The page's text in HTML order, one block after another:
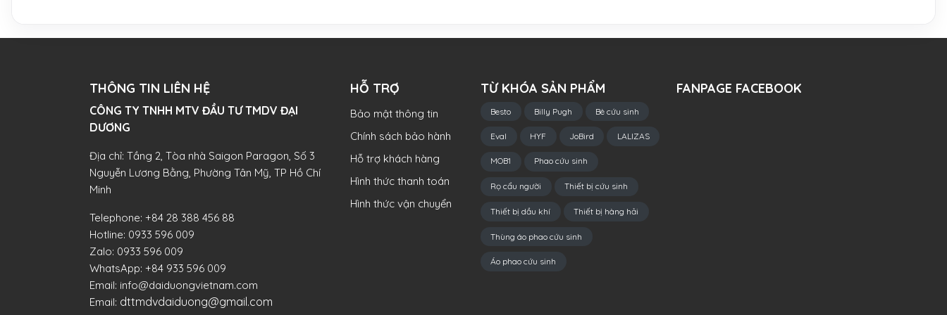
THÔNG TIN LIÊN HỆ
CÔNG TY TNHH MTV ĐẦU TƯ TMDV ĐẠI
DƯƠNG​
Địa chỉ: Tầng 2, Tòa nhà Saigon Paragon, Số 3
Nguyễn Lương Bằng, Phường Tân Mỹ, TP Hồ Chí
Minh
Telephone: +84 28 388 456 88
Hotline: 0933 596 009
Zalo: 0933 596 009
WhatsApp: +84 933 596 009
Email: info@daiduongvietnam.com
Email: dttmdvdaiduong@gmail.com
HỖ TRỢ
Bảo mật thông tin
Chính sách bảo hành
Hỗ trợ khách hàng
Hình thức thanh toán
Hình thức vận chuyển
TỪ KHÓA SẢN PHẨM
Besto Billy Pugh Bè cứu sinh
Eval HYF JoBird LALIZAS
MOB1 Phao cứu sinh
Rọ cẩu người Thiết bị cứu sinh
Thiết bị dầu khí Thiết bị hàng hải
Thùng áo phao cứu sinh
Áo phao cứu sinh
FANPAGE FACEBOOK